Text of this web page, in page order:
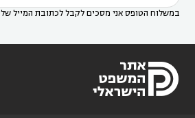
במשלוח הטופס אני מסכים לקבל לכתובת המייל